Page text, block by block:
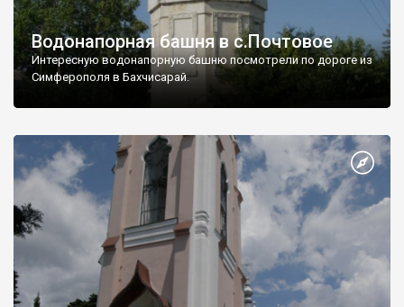
Водонапорная башня в с.Почтовое
Интересную водонапорную башню посмотрели по дороге из
Симферополя в Бахчисарай.